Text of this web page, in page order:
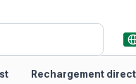
Rechargement